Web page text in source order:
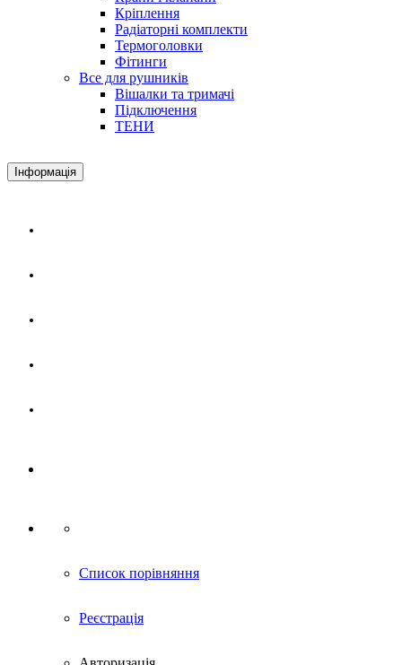
Кріплення
Радіаторні комплекти
Термоголовки
Фітинги
Все для рушників
Вішалки та тримачі
Підключення
ТЕНИ
Інформація
Список порівняння
Реєстрація